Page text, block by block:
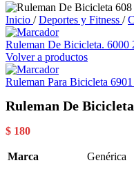
Inicio / Deportes y Fitness /
Ruleman De Bicicleta. 6000
Volver a productos
Ruleman Para Bicicleta
Ruleman De
$ 180
Marca Genérica